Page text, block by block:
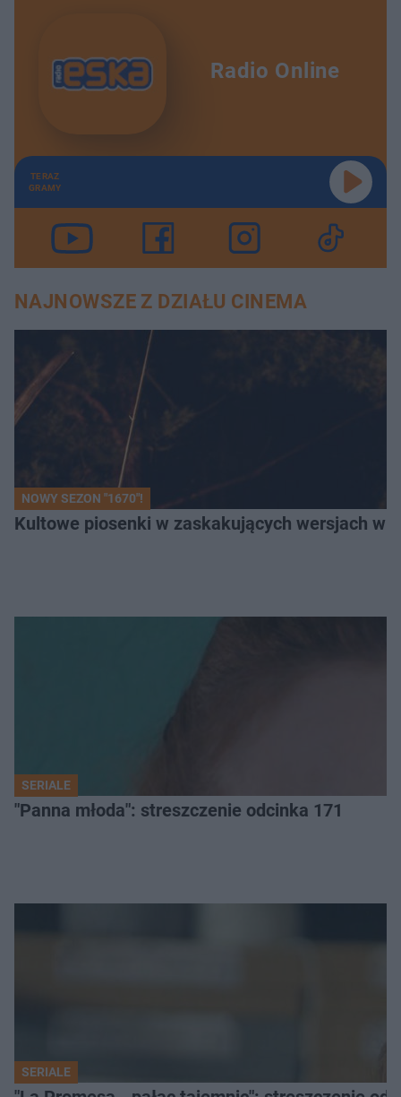
Radio Online
TERAZ
GRAMY
NAJNOWSZE Z DZIAŁU CINEMA
NOWY SEZON "1670"!
Kultowe piosenki w zaskakujących wersjach w
SERIALE
"Panna młoda": streszczenie odcinka 171
SERIALE